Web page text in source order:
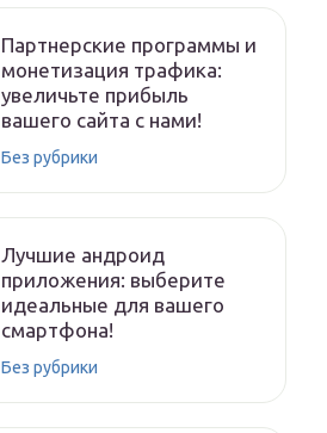
Партнерские программы и
монетизация трафика:
увеличьте прибыль
вашего сайта с нами!
Без рубрики
Лучшие андроид
приложения: выберите
идеальные для вашего
смартфона!
Без рубрики